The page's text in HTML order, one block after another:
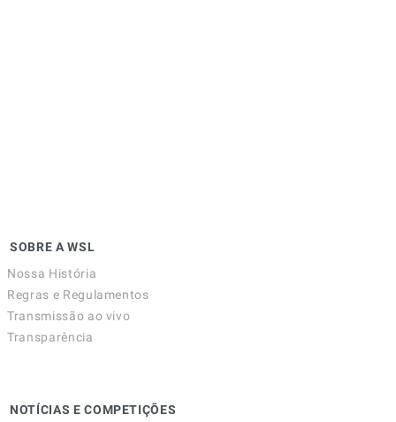
SOBRE A WSL
Nossa História
Regras e Regulamentos
Transmissão ao vivo
Transparência
NOTÍCIAS E COMPETIÇÕES